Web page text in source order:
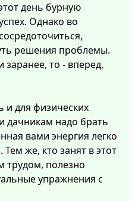
день бурную
Однако во
решения проблемы.
то - вперед,
и для физических
дачникам надо брать
вами энергия легко
же, кто занят в этот
трудом, полезно
упражнения с